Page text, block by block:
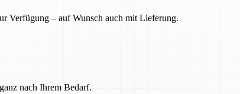
Verfügung – auf Wunsch auch mit Lieferung.
nach Ihrem Bedarf.